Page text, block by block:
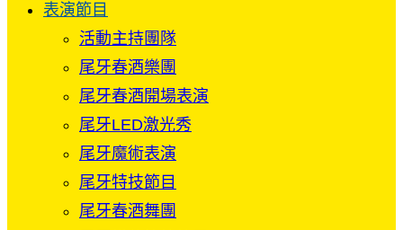
表演節目
活動主持團隊
尾牙春酒樂團
尾牙春酒開場表演
尾牙LED激光秀
尾牙魔術表演
尾牙特技節目
尾牙春酒舞團